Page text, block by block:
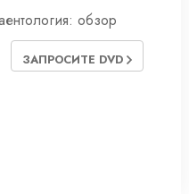
обзор
ЗАПРОСИТЕ DVD